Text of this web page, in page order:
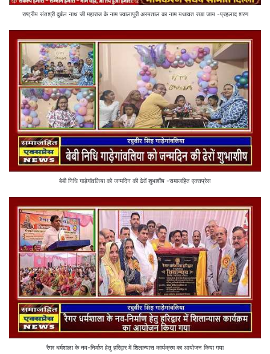
राष्ट्रीय संतश्री दुर्बल नाथ जी महाराज के नाम ज्वालापुरी अस्पताल का नाम यथावत रखा जाय -प्रहलाद शरण
बेबी निधि गाड़ेगांवलिया को जन्मदिन की ढेरों शुभाशीष -समाजहित एक्सप्रेस
रैगर धर्मशाला के नव-निर्माण हेतु हरिद्वार में शिलान्यास कार्यक्रम का आयोजन किया गया